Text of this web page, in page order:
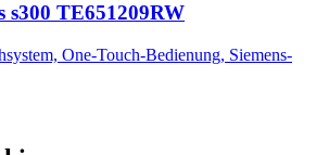
s300 TE651209RW
One-Touch-Bedienung, Siemens-